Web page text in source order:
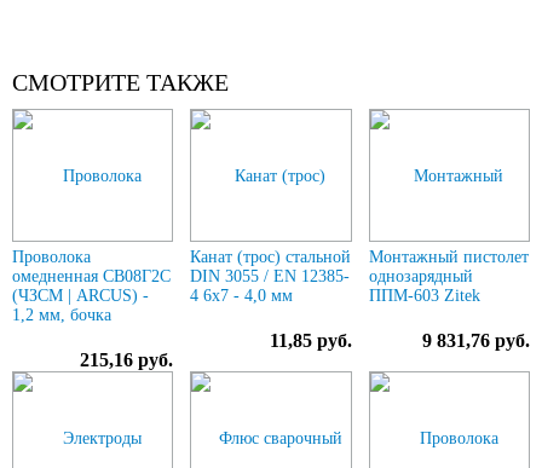
СМОТРИТЕ ТАКЖЕ
Проволока
омедненная СВ08Г2С
(ЧЗСМ | ARCUS) -
1,2 мм, бочка
215,16 руб.
Канат (трос) стальной
DIN 3055 / EN 12385-
4 6x7 - 4,0 мм
11,85 руб.
Монтажный пистолет
однозарядный
ППМ-603 Zitek
9 831,76 руб.